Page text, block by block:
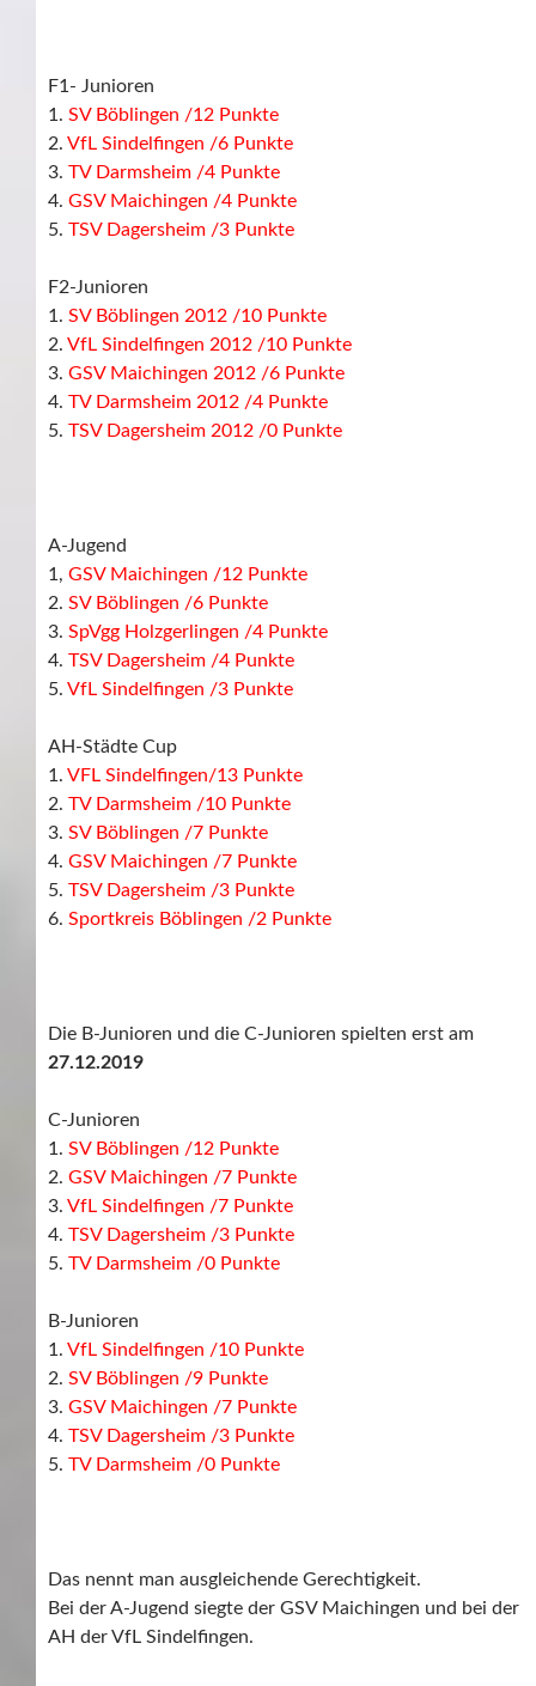
F1- Junioren
1. SV Böblingen /12 Punkte
2. VfL Sindelfingen /6 Punkte
3. TV Darmsheim /4 Punkte
4. GSV Maichingen /4 Punkte
5. TSV Dagersheim /3 Punkte
F2-Junioren
1. SV Böblingen 2012 /10 Punkte
2. VfL Sindelfingen 2012 /10 Punkte
3. GSV Maichingen 2012 /6 Punkte
4. TV Darmsheim 2012 /4 Punkte
5. TSV Dagersheim 2012 /0 Punkte
A-Jugend
1, GSV Maichingen /12 Punkte
2. SV Böblingen /6 Punkte
3. SpVgg Holzgerlingen /4 Punkte
4. TSV Dagersheim /4 Punkte
5. VfL Sindelfingen /3 Punkte
AH-Städte Cup
1. VFL Sindelfingen/13 Punkte
2. TV Darmsheim /10 Punkte
3. SV Böblingen /7 Punkte
4. GSV Maichingen /7 Punkte
5. TSV Dagersheim /3 Punkte
6. Sportkreis Böblingen /2 Punkte
Die B-Junioren und die C-Junioren spielten erst am
27.12.2019
C-Junioren
1. SV Böblingen /12 Punkte
2. GSV Maichingen /7 Punkte
3. VfL Sindelfingen /7 Punkte
4. TSV Dagersheim /3 Punkte
5. TV Darmsheim /0 Punkte
B-Junioren
1. VfL Sindelfingen /10 Punkte
2. SV Böblingen /9 Punkte
3. GSV Maichingen /7 Punkte
4. TSV Dagersheim /3 Punkte
5. TV Darmsheim /0 Punkte
Das nennt man ausgleichende Gerechtigkeit.
Bei der A-Jugend siegte der GSV Maichingen und bei der
AH der VfL Sindelfingen.